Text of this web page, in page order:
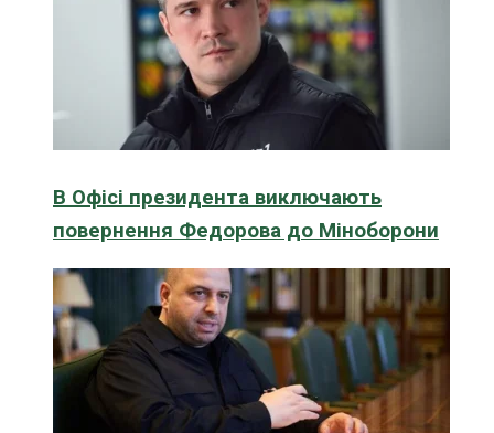
В Офісі президента виключають
повернення Федорова до Міноборони